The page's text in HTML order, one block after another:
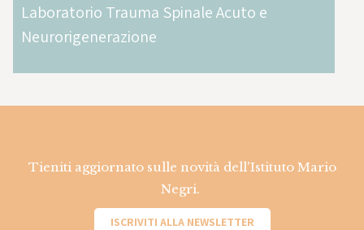
Laboratorio Trauma Spinale Acuto e
Neurorigenerazione
Tieniti aggiornato sulle novità dell'Istituto Mario
Negri.
ISCRIVITI ALLA NEWSLETTER